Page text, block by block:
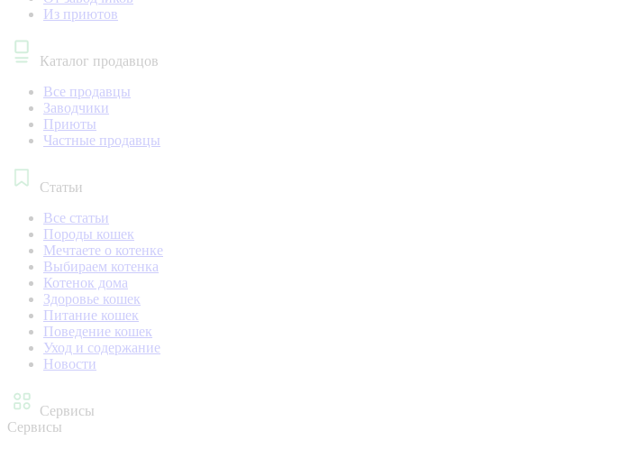
Из приютов
Каталог продавцов
Все продавцы
Заводчики
Приюты
Частные продавцы
Статьи
Все статьи
Породы кошек
Мечтаете о котенке
Выбираем котенка
Котенок дома
Здоровье кошек
Питание кошек
Поведение кошек
Уход и содержание
Новости
Сервисы
Сервисы